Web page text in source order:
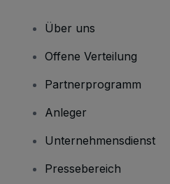
Über uns
Offene Verteilung
Partnerprogramm
Anleger
Unternehmensdienst
Pressebereich